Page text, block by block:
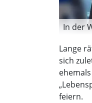
In der
Lange
sich
feiern.